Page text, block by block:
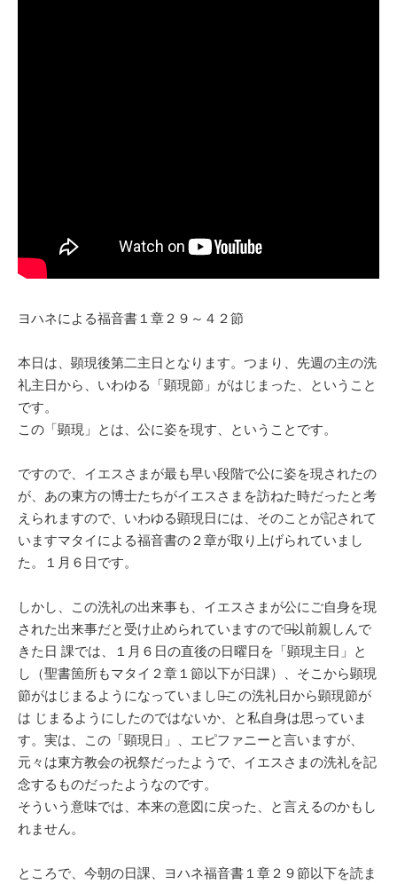
ヨハネによる福音書１章２９～４２節
本日は、顕現後第二主日となります。つまり、先週の主の洗
礼主日から、いわゆる「顕現節」がはじまった、ということ
です。
この「顕現」とは、公に姿を現す、ということです。
ですので、イエスさまが最も早い段階で公に姿を現されたの
が、あの東方の博士たちがイエスさまを訪ねた時だったと考
えられますので、いわゆる顕現日には、そのことが記されて
いますマタイによる福音書の２章が取り上げられていまし
た。１月６日です。
しかし、この洗礼の出来事も、イエスさまが公にご自身を現
された出来事だと受け止められていますので、̶̶以前親しんで
きた日 課では、１月６日の直後の日曜日を「顕現主日」と
し（聖書箇所もマタイ２章１節以下が日課）、そこから顕現
節がはじまるようになっていました̶̶この洗礼日から顕現節が
は じまるようにしたのではないか、と私自身は思っていま
す。実は、この「顕現日」、エピファニーと言いますが、
元々は東方教会の祝祭だったようで、イエスさまの洗礼を記
念するものだったようなのです。
そういう意味では、本来の意図に戻った、と言えるのかもし
れません。
ところで、今朝の日課、ヨハネ福音書１章２９節以下を読ま